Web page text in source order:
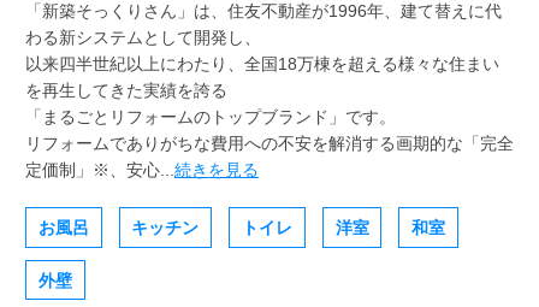
「新築そっくりさん」は、住友不動産が1996年、建て替えに代
わる新システムとして開発し、
以来四半世紀以上にわたり、全国18万棟を超える様々な住まい
を再生してきた実績を誇る
「まるごとリフォームのトップブランド」です。
リフォームでありがちな費用への不安を解消する画期的な「完全
定価制」※、安心...続きを見る
お風呂 キッチン トイレ 洋室 和室
外壁